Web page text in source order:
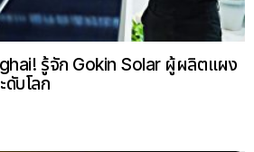
รู้จัก Gokin Solar ผู้ผลิตแผง
ดับโลก